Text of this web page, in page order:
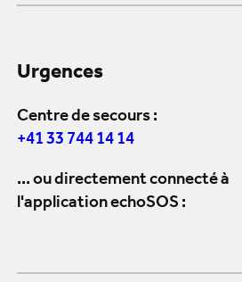
Urgences
Centre de secours :
+41 33 744 14 14
... ou directement connecté à
l'application echoSOS :